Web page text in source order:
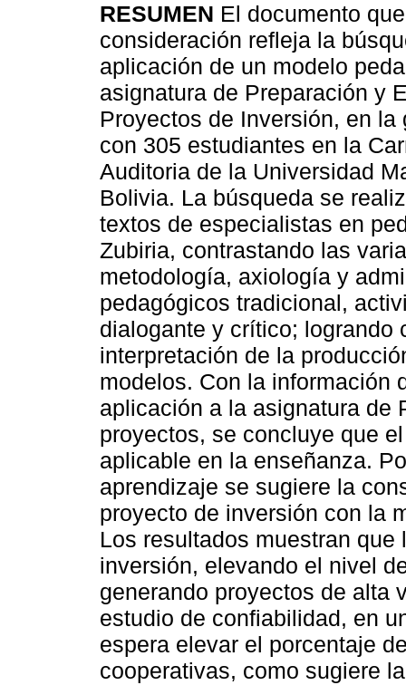
RESUMEN El documento
consideración refleja la
aplicación de un modelo
asignatura de Preparación y
Proyectos de Inversión, en la
con 305 estudiantes en la
Auditoria de la Universidad
Bolivia. La búsqueda se
textos de especialistas en
Zubiria, contrastando las
metodología, axiología y
pedagógicos tradicional,
dialogante y crítico; logrando
interpretación de la
modelos. Con la información
aplicación a la asignatura de
proyectos, se concluye que
aplicable en la enseñanza.
aprendizaje se sugiere la
proyecto de inversión con la
Los resultados muestran
inversión, elevando el nivel
generando proyectos de alta
estudio de confiabilidad, en
espera elevar el porcentaje
cooperativas, como sugiere